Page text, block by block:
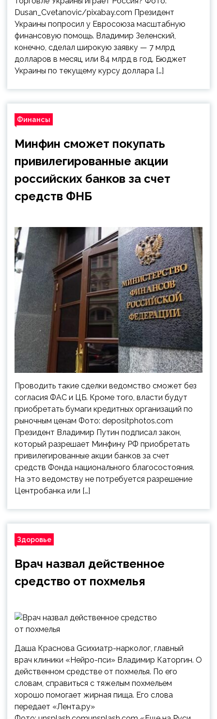
Dusan_Cvetanovic/pixabay.com Президент
Украины попросил у Евросоюза масштабную
финансовую помощь. Владимир Зеленский,
конечно, сделал широкую заявку — 7 млрд
долларов в месяц, или 84 млрд в год. Бюджет
Украины по текущему курсу доллара […]
Финансы
Минфин сможет покупать
привилегированные акции
российских банков за счет
средств ФНБ
Проводить такие сделки ведомство сможет без
согласия ФАС и ЦБ. Кроме того, власти будут
приобретать бумаги кредитных организаций по
рыночным ценам Фото: depositphotos.com
Президент Владимир Путин подписал закон,
который разрешает Минфину РФ приобретать
привилегированные акции банков за счет
средств Фонда национального благосостояния.
На это ведомству не потребуется разрешение
Центробанка или […]
Здоровье
Врач назвал действенное
средство от похмелья
Даша Краснова Gсихиатр-нарколог, главный
врач клиники «Нейро-пси» Владимир Каторгин. О
действенном средстве от похмелья. По его
словам, cправиться с тяжелым похмельем
хорошо помогает жирная пища. Его слова
передает «Лента.ру»